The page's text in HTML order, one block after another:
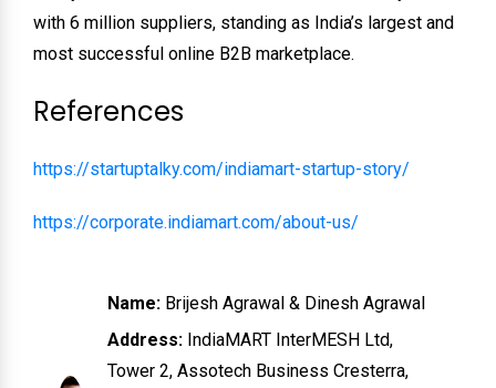
with 6 million suppliers, standing as India’s largest and
most successful online B2B marketplace.
References
https://startuptalky.com/indiamart-startup-story/
https://corporate.indiamart.com/about-us/
Name:Brijesh Agrawal & Dinesh Agrawal
Address:IndiaMART InterMESH Ltd,
Tower 2, Assotech Business Cresterra,